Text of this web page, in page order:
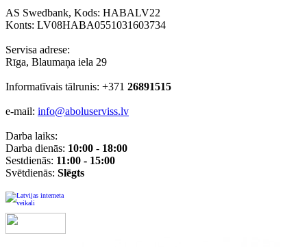
AS Swedbank, Kods: HABALV22
Konts: LV08HABA0551031603734
Servisa adrese:
Rīga, Blaumaņa iela 29
Informatīvais tālrunis: +371 26891515
e-mail: info@aboluserviss.lv
Darba laiks:
Darba dienās: 10:00 - 18:00
Sestdienās: 11:00 - 15:00
Svētdienās: Slēgts